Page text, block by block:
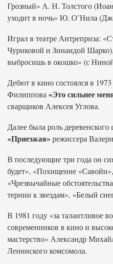
Грозный» А. Н. Толстого
уходит в ночь» Ю. О’Нила
Играл в театре Антреприза:
Чуриковой и Зинаидой
выбросишь в окошко» (с
Дебют в кино состоялся в
Филиппова «Это сильнее
сварщиков Алексея Углова.
Далее была роль
«Приезжая»режиссера
В последующие три года он
будет», «Похищение
«Чрезвычайные
тернии к звездам», «Белый
В 1981 году «за талантливое
современников в кино и
мастерство» Александр
Ленинского комсомола.